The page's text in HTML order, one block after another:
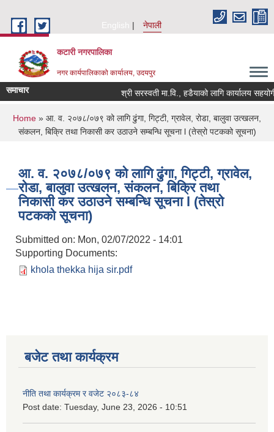
English
नेपाली
कटारी नगरपालिका
नगर कार्यपालिकाको कार्यालय, उदयपुर
समाचार श्री सरस्वती मा.वि., हडैयाको लागि कार्यालय
You are here
Home » आ. व. २०७८/०७९ को लागि ढुंगा, गिट्टी, ग्रावेल, रोडा, बालुवा उत्खलन,
संकलन, बिक्रि तथा निकासी कर उठाउने सम्बन्धि सूचना l (तेस्रो पटकको सूचना)
आ. व. २०७८/०७९ को लागि ढुंगा, गिट्टी, ग्रावेल,
रोडा, बालुवा उत्खलन, संकलन, बिक्रि तथा
निकासी कर उठाउने सम्बन्धि सूचना l (तेस्रो
पटकको सूचना)
Submitted on: Mon, 02/07/2022 - 14:01
Supporting Documents:
khola thekka hija sir.pdf
बजेट तथा कार्यक्रम
नीति तथा कार्यक्रम र वजेट २०८३-८४
Post date: Tuesday, June 23, 2026 - 10:51